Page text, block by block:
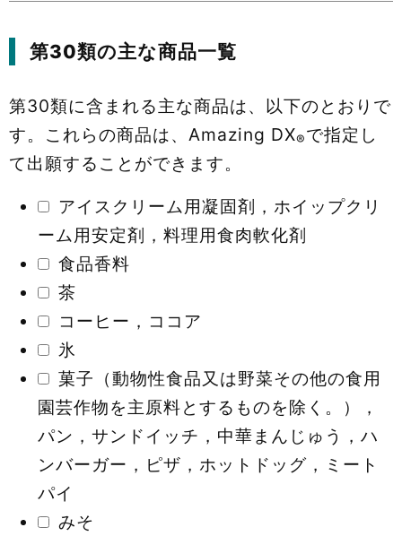
第30類の主な商品一覧
第30類に含まれる主な商品は、以下のとおりで
す。これらの商品は、Amazing DX®で指定し
て出願することができます。
アイスクリーム用凝固剤，ホイップクリ
ーム用安定剤，料理用食肉軟化剤
食品香料
茶
コーヒー，ココア
氷
菓子（動物性食品又は野菜その他の食用
園芸作物を主原料とするものを除く。），
パン，サンドイッチ，中華まんじゅう，ハ
ンバーガー，ピザ，ホットドッグ，ミート
パイ
みそ